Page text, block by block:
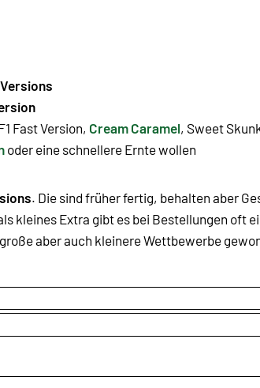
Fast Version, Cream Caramel, Sweet
oder eine schnellere Ernte wollen
. Die sind früher fertig, behalten aber
kleines Extra gibt es bei Bestellungen oft
große aber auch kleinere Wettbewerbe